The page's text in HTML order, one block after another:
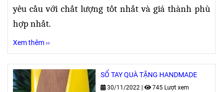
yêu cầu với chất lượng tốt nhất và giá thành phù
hợp nhất.
Xem thêm ››
SỔ TAY QUÀ TẶNG HANDMADE
30/11/2022 | 745 Lượt xem